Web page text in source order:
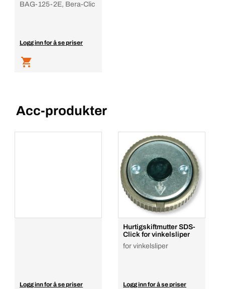
BAG-125-2E, Bera-Clic
Logg inn for å se priser
Acc-produkter
Logg inn for å se priser
Hurtigskiftmutter SDS-
Click for vinkelsliper
for vinkelsliper
Logg inn for å se priser